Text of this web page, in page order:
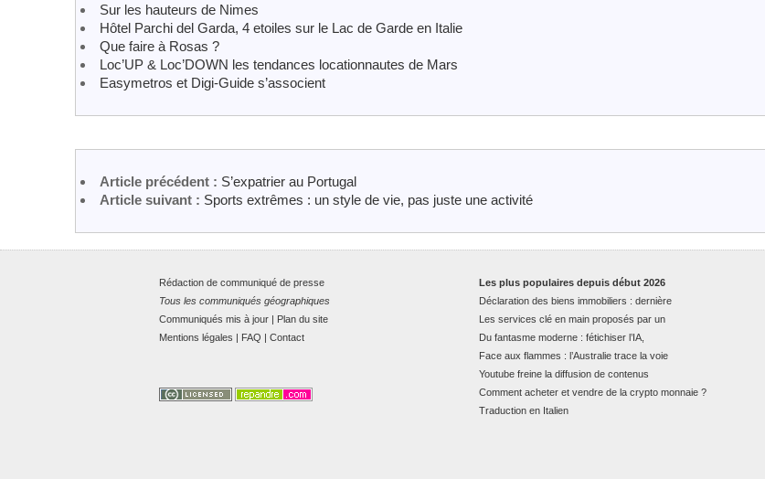
Sur les hauteurs de Nimes
Hôtel Parchi del Garda, 4 etoiles sur le Lac de Garde en Italie
Que faire à Rosas ?
Loc’UP & Loc’DOWN les tendances locationnautes de Mars
Easymetros et Digi-Guide s’associent
Article précédent : S’expatrier au Portugal
Article suivant : Sports extrêmes : un style de vie, pas juste une activité
Rédaction de communiqué de presse
Tous les communiqués géographiques
Communiqués mis à jour | Plan du site
Mentions légales | FAQ | Contact
Les plus populaires depuis début 2026
Déclaration des biens immobiliers : dernière
Les services clé en main proposés par un
Du fantasme moderne : fétichiser l’IA,
Face aux flammes : l’Australie trace la voie
Youtube freine la diffusion de contenus
Comment acheter et vendre de la crypto monnaie ?
Traduction en Italien